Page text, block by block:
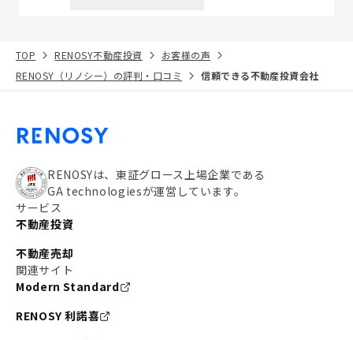
TOP RENOSY不動産投資
お客様の声
RENOSY（リノシー）の評判・口コミ
信頼できる不動産投資会社
RENOSYは、東証グロース上場企業である
GA technologiesが運営しています。
サービス
不動産投資
不動産売却
関連サイト
Modern Standard
RENOSY 利諾喜